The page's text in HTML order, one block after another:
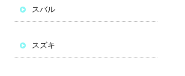
スバル
スズキ